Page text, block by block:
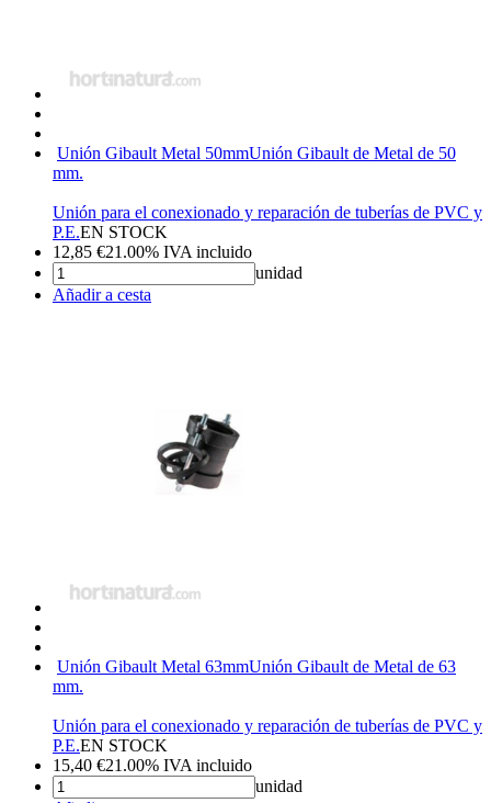
Unión Gibault Metal 50mmUnión Gibault de Metal de 50
mm.
Unión para el conexionado y reparación de tuberías de PVC y
P.E.EN STOCK
12,85 €21.00% IVA incluido
unidad
Añadir a cesta
Unión Gibault Metal 63mmUnión Gibault de Metal de 63
mm.
Unión para el conexionado y reparación de tuberías de PVC y
P.E.EN STOCK
15,40 €21.00% IVA incluido
unidad